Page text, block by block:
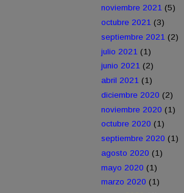
noviembre 2021 (5)
octubre 2021 (3)
septiembre 2021 (2)
julio 2021 (1)
junio 2021 (2)
abril 2021 (1)
diciembre 2020 (2)
noviembre 2020 (1)
octubre 2020 (1)
septiembre 2020 (1)
agosto 2020 (1)
mayo 2020 (1)
marzo 2020 (1)